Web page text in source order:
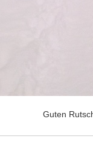
Guten